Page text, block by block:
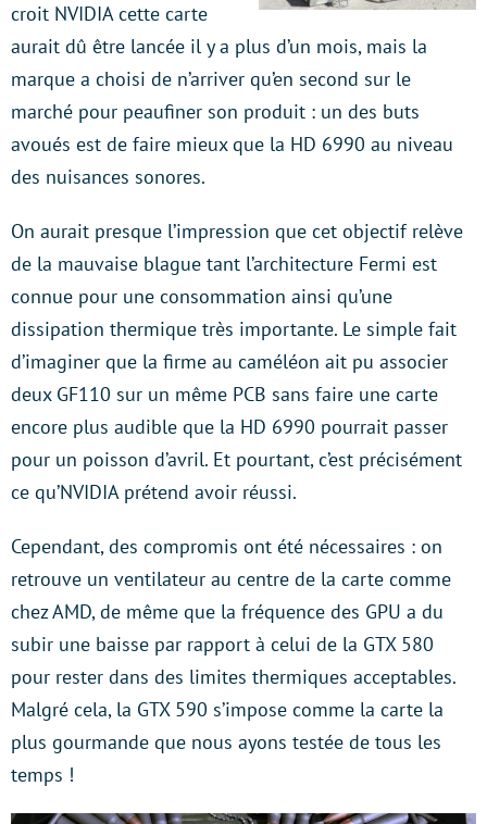
croit NVIDIA cette carte
aurait dû être lancée il y a plus d’un mois, mais la
marque a choisi de n’arriver qu’en second sur le
marché pour peaufiner son produit : un des buts
avoués est de faire mieux que la HD 6990 au niveau
des nuisances sonores.
On aurait presque l’impression que cet objectif relève
de la mauvaise blague tant l’architecture Fermi est
connue pour une consommation ainsi qu’une
dissipation thermique très importante. Le simple fait
d’imaginer que la firme au caméléon ait pu associer
deux GF110 sur un même PCB sans faire une carte
encore plus audible que la HD 6990 pourrait passer
pour un poisson d’avril. Et pourtant, c’est précisément
ce qu’NVIDIA prétend avoir réussi.
Cependant, des compromis ont été nécessaires : on
retrouve un ventilateur au centre de la carte comme
chez AMD, de même que la fréquence des GPU a du
subir une baisse par rapport à celui de la GTX 580
pour rester dans des limites thermiques acceptables.
Malgré cela, la GTX 590 s’impose comme la carte la
plus gourmande que nous ayons testée de tous les
temps !